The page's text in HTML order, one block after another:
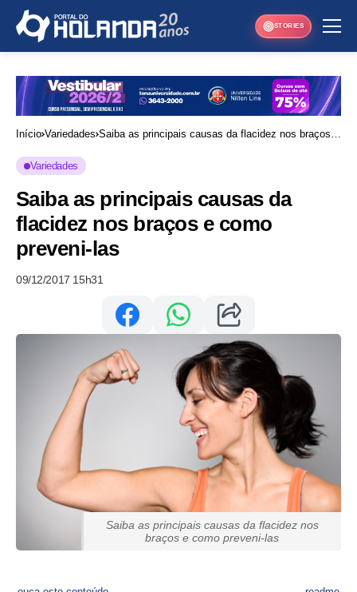
STORIES
Início Variedades Saiba as principais causas da flacidez nos braços e
Variedades
Saiba as principais causas da
flacidez nos braços e como
preveni-las
09/12/2017 15h31
Saiba as principais causas da flacidez nos
braços e como preveni-las